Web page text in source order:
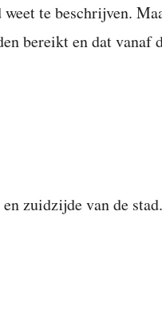
te beschrijven.
bereikt en dat vanaf
zuidzijde van de stad.